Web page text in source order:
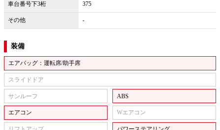
車台番号下3桁 375
その他 -
装備
エアバッグ：運転席/助手席
スライドドア
サンルーフ ABS
エアコン Wエアコン